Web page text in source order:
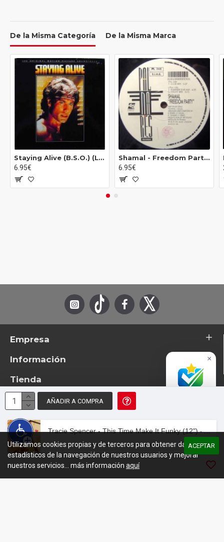
AÑADIR A COMPRA
Tracie Spencer - This Time Make It Funky (12") - Tracie Spencer - This Time Make It Funky (12")
00:00 /03:34
De la Misma Categoría De la Misma Marca
Staying Alive (B.S.O.) (LP - Gatefold)
6.95€
Shamal - Freedom Party (12")
6.95€
Empresa
Información
Tienda
© 2026 - TotemTanz.com. Todos los derechos reservados
Diseño: InterIberica
ACEPTAR
Utilizamos cookies propias y de terceros para obtener datos
estadísticos de la navegación de nuestros usuarios y mejorar
nuestros servicios... más información aquí
×
4.8 / 5